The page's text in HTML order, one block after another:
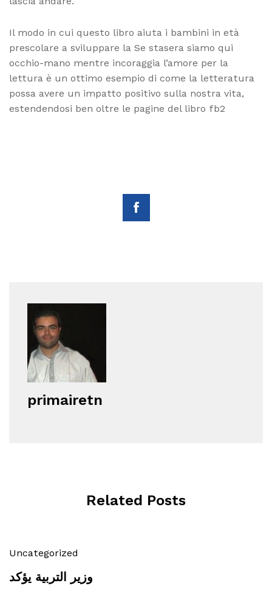
Il modo in cui questo libro aiuta i bambini in età
prescolare a sviluppare la Se stasera siamo qui
occhio-mano mentre incoraggia l’amore per la
lettura è un ottimo esempio di come la letteratura
possa avere un impatto positivo sulla nostra vita,
estendendosi ben oltre le pagine del libro fb2
primairetn
Related Posts
Uncategorized
وزير التربية يؤكد